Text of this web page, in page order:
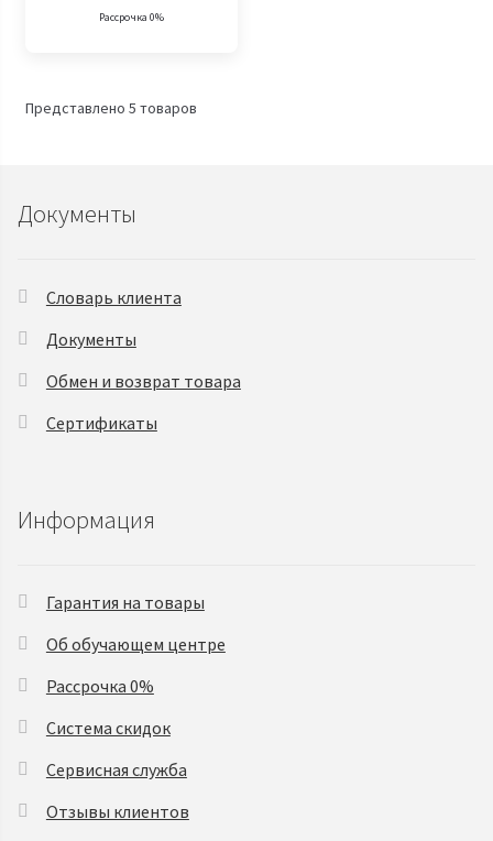
Рассрочка 0%
Представлено 5 товаров
Документы
Словарь клиента
Документы
Обмен и возврат товара
Сертификаты
Информация
Гарантия на товары
Об обучающем центре
Рассрочка 0%
Система скидок
Сервисная служба
Отзывы клиентов